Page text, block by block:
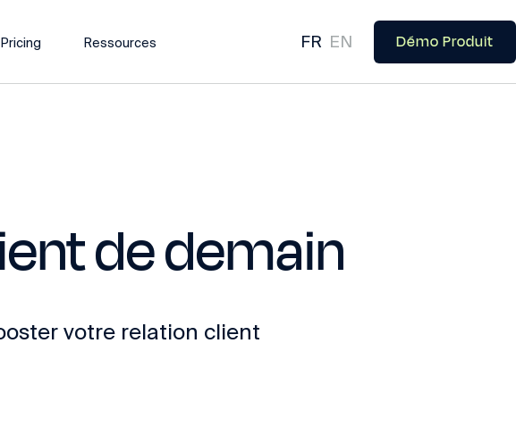
Pricing Ressources FR EN Démo Produit
de demain
votre relation client